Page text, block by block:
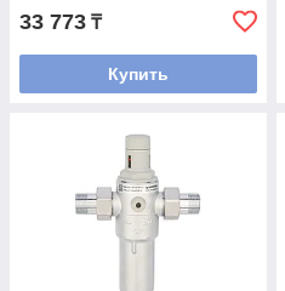
33 773 ₸
Купить